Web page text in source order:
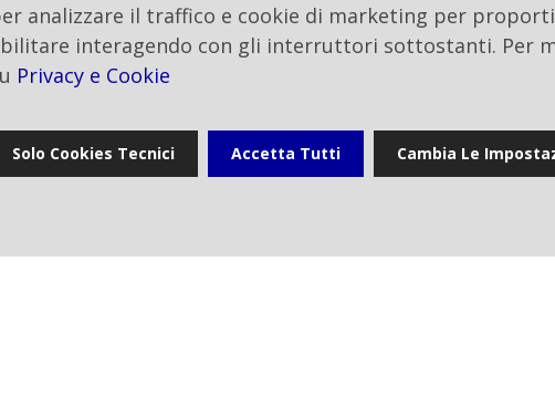
: Comunicato finanziario
analizzare il traffico e cookie di marketing per
interagendo con gli interruttori sottostanti. Per
Privacy e Cookie
Solo Cookies Tecnici Accetta Tutti Cambia Le